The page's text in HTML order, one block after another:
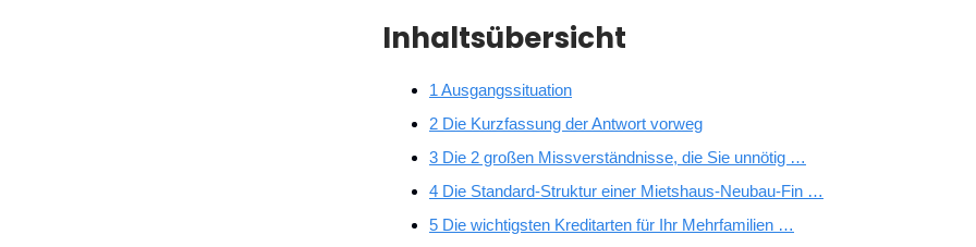
Inhaltsübersicht
1 Ausgangssituation
2 Die Kurzfassung der Antwort vorweg
3 Die 2 großen Missverständnisse, die Sie unnötig …
4 Die Standard-Struktur einer Mietshaus-Neubau-Fin …
5 Die wichtigsten Kreditarten für Ihr Mehrfamilien …